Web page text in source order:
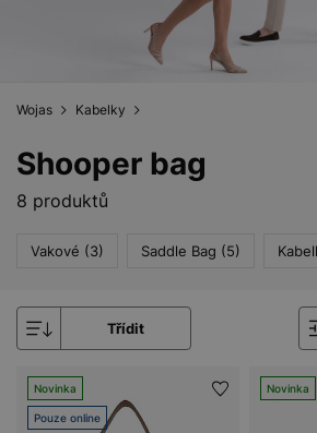
Wojas Kabelky
Shooper bag
8 produktů
Vakové (3) Saddle Bag (5)
Třídit
Novinka
Pouze online
Novinka